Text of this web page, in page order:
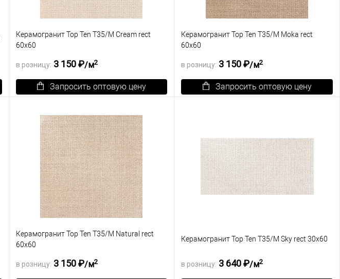
Керамогранит Top Ten T35/M Cream rect
60х60
в розницу: 3 150 ₽/м2
Запросить оптовую цену
В избранное
Под заказ
Керамогранит Top Ten T35/M Moka rect
60х60
в розницу: 3 150 ₽/м2
Запросить оптовую цену
Керамогранит Top Ten T35/M Natural rect
60х60
в розницу: 3 150 ₽/м2
Керамогранит Top Ten T35/M Sky rect 30х60
в розницу: 3 640 ₽/м2